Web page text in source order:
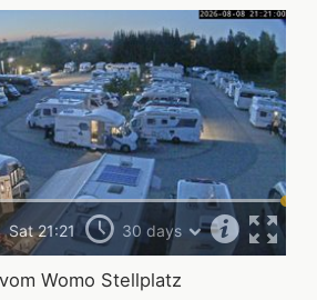
Womo Stellplatz